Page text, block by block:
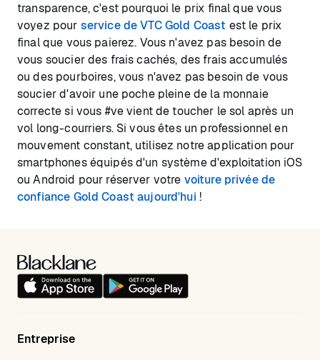
transparence, c'est pourquoi le prix final que vous
voyez pour service de VTC Gold Coast est le prix
final que vous paierez. Vous n'avez pas besoin de
vous soucier des frais cachés, des frais accumulés
ou des pourboires, vous n'avez pas besoin de vous
soucier d'avoir une poche pleine de la monnaie
correcte si vous #ve vient de toucher le sol après un
vol long-courriers. Si vous êtes un professionnel en
mouvement constant, utilisez notre application pour
smartphones équipés d'un système d'exploitation iOS
ou Android pour réserver votre voiture privée de
confiance Gold Coast aujourd'hui !
Entreprise